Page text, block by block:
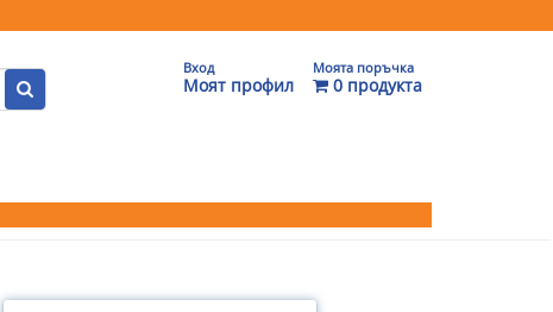
Вход
Моят профил
Моята поръчка
0 продукта